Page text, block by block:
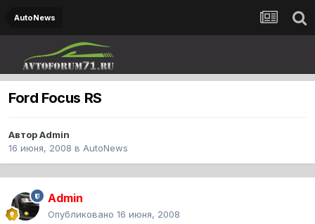
AutoNews
Ford Focus RS
АвторAdmin
16 июня, 2008 в AutoNews
Admin
Опубликовано 16 июня, 2008